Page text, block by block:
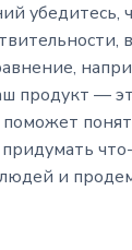
убедитесь,
продукт —
и